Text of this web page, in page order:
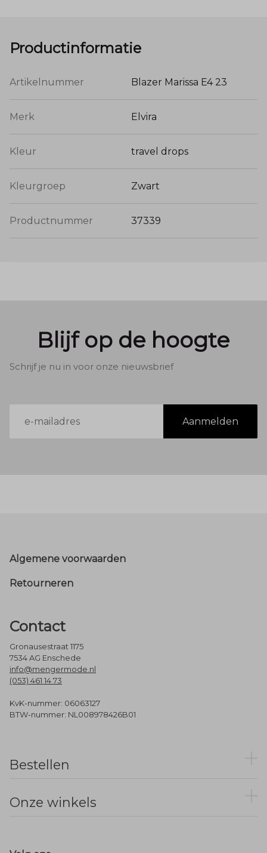
Productinformatie
Artikelnummer Blazer Marissa E4 23
Merk Elvira
Kleur travel drops
Kleurgroep Zwart
Productnummer 37339
Blijf op de hoogte
Schrijf je nu in voor onze nieuwsbrief
mailadres
Aanmelden
Footer
Algemene voorwaarden
Retourneren
Contact
Gronausestraat 1175
7534 AG Enschede
info@mengermode.nl
(053) 461 14 73
KvK-nummer: 06063127
BTW-nummer: NL008978426B01
Bestellen
Onze winkels